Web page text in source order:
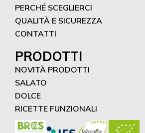
PERCHÉ SCEGLIERCI
QUALITÀ E SICUREZZA
CONTATTI
PRODOTTI
NOVITÀ PRODOTTI
SALATO
DOLCE
RICETTE FUNZIONALI